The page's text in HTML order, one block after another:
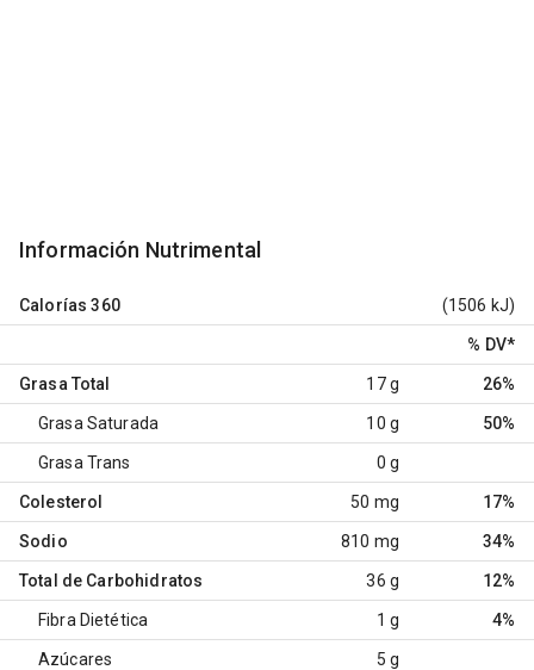
Información Nutrimental
Calorías 360 (1506 kJ)
% DV*
Grasa Total 17 g 26%
Grasa Saturada 10 g 50%
Grasa Trans 0 g
Colesterol 50 mg 17%
Sodio 810 mg 34%
Total de Carbohidratos 36 g 12%
Fibra Dietética 1 g 4%
Azúcares 5 g